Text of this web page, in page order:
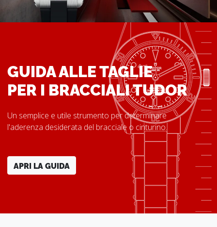
GUIDA ALLE TAGLIE
PER I BRACCIALI TUDOR
Un semplice e utile strumento per determinare
l'aderenza desiderata del bracciale o cinturino.
APRI LA GUIDA